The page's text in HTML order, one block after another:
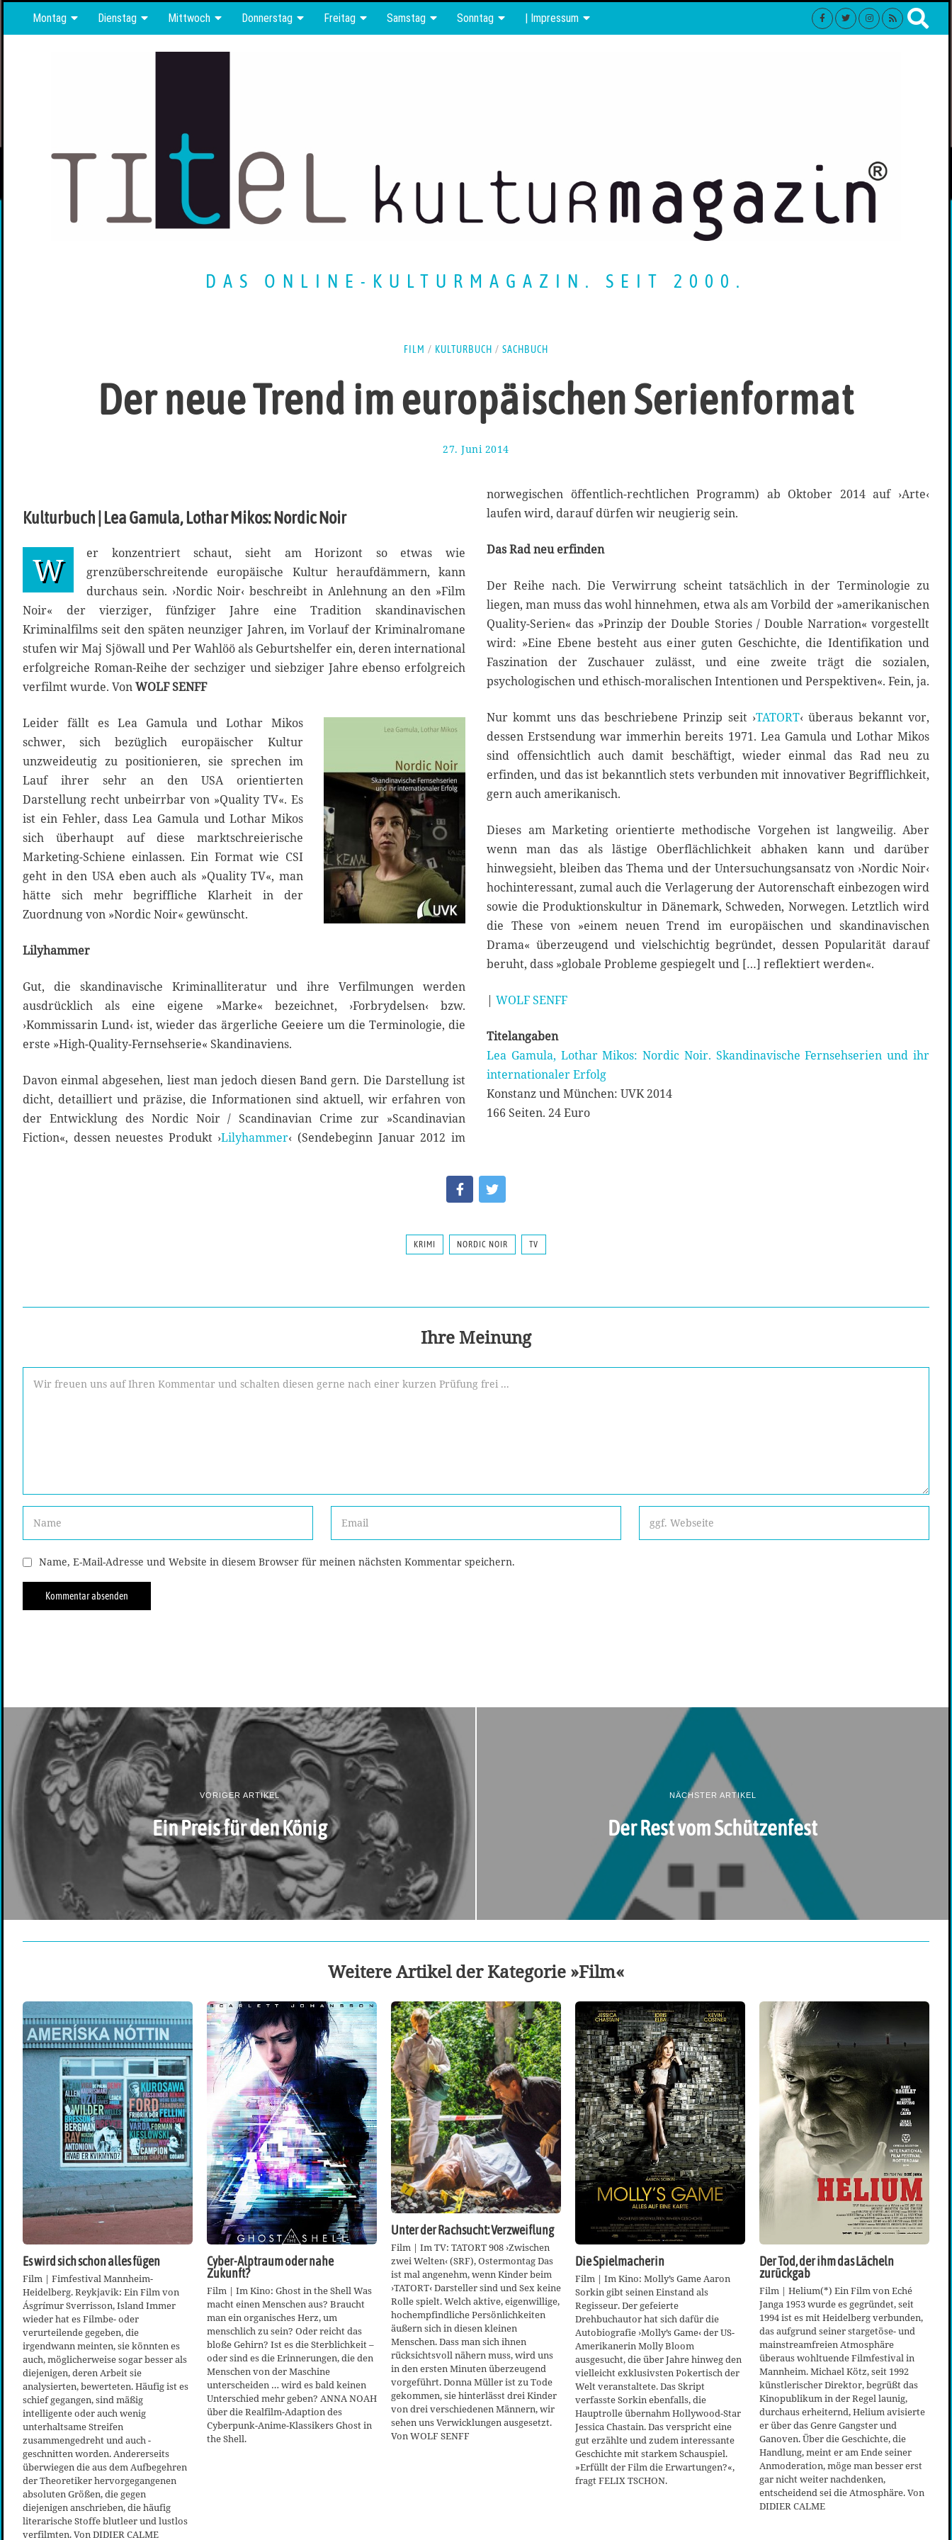
Montag Dienstag Mittwoch Donnerstag Freitag Samstag Sonntag | Impressum
DAS ONLINE-KULTURMAGAZIN. SEIT 2000.
FILM / KULTURBUCH / SACHBUCH
Der neue Trend im europäischen Serienformat
27. Juni 2014
J
n
2
4
Kulturbuch | Lea Gamula, Lothar Mikos: Nordic Noir
W
er konzentriert schaut, sieht am Horizont so etwas wie
grenzüberschreitende europäische Kultur heraufdämmern, kann
durchaus sein. ›Nordic Noir‹ beschreibt in Anlehnung an den »Film
Noir« der vierziger, fünfziger Jahre eine Tradition skandinavischen
Kriminalfilms seit den späten neunziger Jahren, im Vorlauf der Kriminalromane
stufen wir Maj Sjöwall und Per Wahlöö als Geburtshelfer ein, deren international
erfolgreiche Roman-Reihe der sechziger und siebziger Jahre ebenso erfolgreich
verfilmt wurde. VonWOLF SENFF
Leider fällt es Lea Gamula und Lothar Mikos
schwer, sich bezüglich europäischer Kultur
unzweideutig zu positionieren, sie sprechen im
Lauf ihrer sehr an den USA orientierten
Darstellung recht unbeirrbar von »Quality TV«. Es
ist ein Fehler, dass Lea Gamula und Lothar Mikos
sich überhaupt auf diese marktschreierische
Marketing-Schiene einlassen. Ein Format wie CSI
geht in den USA eben auch als »Quality TV«, man
hätte sich mehr begriffliche Klarheit in der
Zuordnung von »Nordic Noir« gewünscht.
Lilyhammer
Gut, die skandinavische Kriminalliteratur und ihre Verfilmungen werden
ausdrücklich als eine eigene »Marke« bezeichnet, ›Forbrydelsen‹ bzw.
›Kommissarin Lund‹ ist, wieder das ärgerliche Geeiere um die Terminologie, die
erste »High-Quality-Fernsehserie« Skandinaviens.
Davon einmal abgesehen, liest man jedoch diesen Band gern. Die Darstellung ist
dicht, detailliert und präzise, die Informationen sind aktuell, wir erfahren von
der Entwicklung des Nordic Noir / Scandinavian Crime zur »Scandinavian
Fiction«, dessen neuestes Produkt ›Lilyhammer‹ (Sendebeginn Januar 2012 im
norwegischen öffentlich-rechtlichen Programm) ab Oktober 2014 auf ›Arte‹
laufen wird, darauf dürfen wir neugierig sein.
Das Rad neu erfinden
Der Reihe nach. Die Verwirrung scheint tatsächlich in der Terminologie zu
liegen, man muss das wohl hinnehmen, etwa als am Vorbild der »amerikanischen
Quality-Serien« das »Prinzip der Double Stories / Double Narration« vorgestellt
wird: »Eine Ebene besteht aus einer guten Geschichte, die Identifikation und
Faszination der Zuschauer zulässt, und eine zweite trägt die sozialen,
psychologischen und ethisch-moralischen Intentionen und Perspektiven«. Fein, ja.
Nur kommt uns das beschriebene Prinzip seit ›TATORT‹ überaus bekannt vor,
dessen Erstsendung war immerhin bereits 1971. Lea Gamula und Lothar Mikos
sind offensichtlich auch damit beschäftigt, wieder einmal das Rad neu zu
erfinden, und das ist bekanntlich stets verbunden mit innovativer Begrifflichkeit,
gern auch amerikanisch.
Dieses am Marketing orientierte methodische Vorgehen ist langweilig. Aber
wenn man das als lästige Oberflächlichkeit abhaken kann und darüber
hinwegsieht, bleiben das Thema und der Untersuchungsansatz von ›Nordic Noir‹
hochinteressant, zumal auch die Verlagerung der Autorenschaft einbezogen wird
sowie die Produktionskultur in Dänemark, Schweden, Norwegen. Letztlich wird
die These von »einem neuen Trend im europäischen und skandinavischen
Drama« überzeugend und vielschichtig begründet, dessen Popularität darauf
beruht, dass »globale Probleme gespiegelt und […] reflektiert werden«.
| WOLF SENFF
Titelangaben
Lea Gamula, Lothar Mikos: Nordic Noir. Skandinavische Fernsehserien und ihr
internationaler Erfolg
Konstanz und München: UVK 2014
166 Seiten. 24 Euro
KRIMI NORDIC NOIR TV
Ihre Meinung
Name, E-Mail-Adresse und Website in diesem Browser für meinen nächsten Kommentar speichern.
VORIGER ARTIKEL
Ein Preis für den König
NÄCHSTER ARTIKEL
Der Rest vom Schützenfest
Weitere Artikel der Kategorie »Film«
Es wird sich schon alles fügen
Film | Fimfestival Mannheim-
Heidelberg. Reykjavik: Ein Film von
Ásgrímur Sverrisson, Island Immer
wieder hat es Filmbe- oder
verurteilende gegeben, die
irgendwann meinten, sie könnten es
auch, möglicherweise sogar besser als
diejenigen, deren Arbeit sie
analysierten, bewerteten. Häufig ist es
schief gegangen, sind mäßig
intelligente oder auch wenig
unterhaltsame Streifen
zusammengedreht und auch -
geschnitten worden. Andererseits
überwiegen die aus dem Aufbegehren
der Theoretiker hervorgegangenen
absoluten Größen, die gegen
diejenigen anschrieben, die häufig
literarische Stoffe blutleer und lustlos
verfilmten. Von DIDIER CALME
Cyber-Alptraum oder nahe
Zukunft?
Film | Im Kino: Ghost in the Shell Was
macht einen Menschen aus? Braucht
man ein organisches Herz, um
menschlich zu sein? Oder reicht das
bloße Gehirn? Ist es die Sterblichkeit –
oder sind es die Erinnerungen, die den
Menschen von der Maschine
unterscheiden … wird es bald keinen
Unterschied mehr geben? ANNA NOAH
über die Realfilm-Adaption des
Cyberpunk-Anime-Klassikers Ghost in
the Shell.
Unter der Rachsucht: Verzweiflung
Film | Im TV: TATORT 908 ›Zwischen
zwei Welten‹ (SRF), Ostermontag Das
ist mal angenehm, wenn Kinder beim
›TATORT‹ Darsteller sind und Sex keine
Rolle spielt. Welch aktive, eigenwillige,
hochempfindliche Persönlichkeiten
äußern sich in diesen kleinen
Menschen. Dass man sich ihnen
rücksichtsvoll nähern muss, wird uns
in den ersten Minuten überzeugend
vorgeführt. Donna Müller ist zu Tode
gekommen, sie hinterlässt drei Kinder
von drei verschiedenen Männern, wir
sehen uns Verwicklungen ausgesetzt.
Von WOLF SENFF
Die Spielmacherin
Film | Im Kino: Molly’s Game Aaron
Sorkin gibt seinen Einstand als
Regisseur. Der gefeierte
Drehbuchautor hat sich dafür die
Autobiografie ›Molly’s Game‹ der US-
Amerikanerin Molly Bloom
ausgesucht, die über Jahre hinweg den
vielleicht exklusivsten Pokertisch der
Welt veranstaltete. Das Skript
verfasste Sorkin ebenfalls, die
Hauptrolle übernahm Hollywood-Star
Jessica Chastain. Das verspricht eine
gut erzählte und zudem interessante
Geschichte mit starkem Schauspiel.
»Erfüllt der Film die Erwartungen?«,
fragt FELIX TSCHON.
Der Tod, der ihm das Lächeln
zurückgab
Film | Helium(*) Ein Film von Eché
Janga 1953 wurde es gegründet, seit
1994 ist es mit Heidelberg verbunden,
das aufgrund seiner stargetöse- und
mainstreamfreien Atmosphäre
überaus wohltuende Filmfestival in
Mannheim. Michael Kötz, seit 1992
künstlerischer Direktor, begrüßt das
Kinopublikum in der Regel launig,
durchaus erheiternd, Helium avisierte
er über das Genre Gangster und
Ganoven. Über die Geschichte, die
Handlung, meint er am Ende seiner
Anmoderation, möge man besser erst
gar nicht weiter nachdenken,
entscheidend sei die Atmosphäre. Von
DIDIER CALME